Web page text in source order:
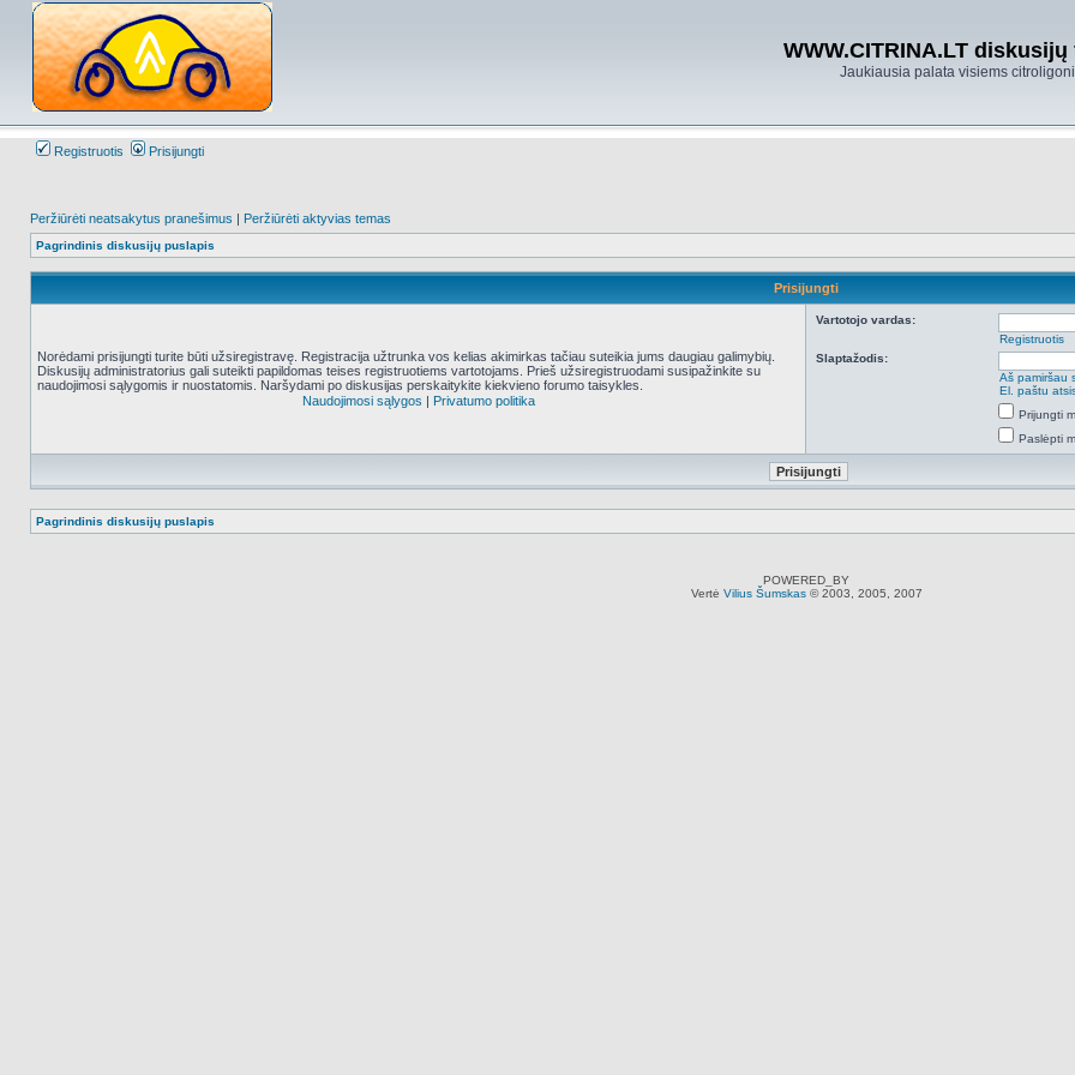
WWW.CITRINA.LT
Jaukiausia palata visiems
Registruotis Prisijungti
Peržiūrėti neatsakytus pranešimus | Peržiūrėti aktyvias temas
Pagrindinis diskusijų puslapis
Prisijungti
Norėdami prisijungti turite būti užsiregistravę. Registracija užtrunka vos kelias akimirkas tačiau suteikia jums daugiau galimybių.
Diskusijų administratorius gali suteikti papildomas teises registruotiems vartotojams. Prieš užsiregistruodami susipažinkite su
naudojimosi sąlygomis ir nuostatomis. Naršydami po diskusijas perskaitykite kiekvieno forumo taisykles.
Naudojimosi sąlygos | Privatumo politika
Vartotojo vardas:
Registruotis
Slaptažodis:
Aš pamiršau
El. paštu
Prijungti
Paslėpti
Pagrindinis diskusijų puslapis
POWERED_BY
Vertė Vilius Šumskas© 2003, 2005, 2007